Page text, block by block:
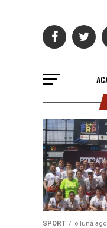
SPORT o lună ago